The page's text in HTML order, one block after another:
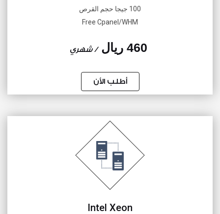
100 جيجا حجم القرص
Free Cpanel/WHM
460 ريال / شهري
أطلب الأن
Intel Xeon